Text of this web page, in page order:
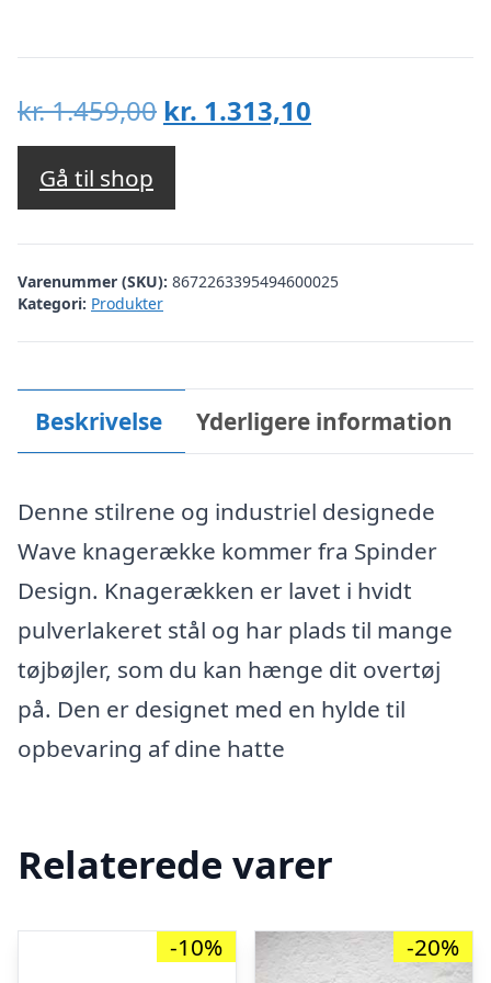
kr.1.459,00 Den
oprindelige
var:
kr. 1.459,00.
kr. 1.313,10
kr. 1.313,10.
Gå til shop
Varenummer (SKU): 8672263395494600025
Kategori: Produkter
Beskrivelse Yderligere information
Denne stilrene og industriel designede
Wave knagerække kommer fra Spinder
Design. Knagerækken er lavet i hvidt
pulverlakeret stål og har plads til mange
tøjbøjler, som du kan hænge dit overtøj
på. Den er designet med en hylde til
opbevaring af dine hatte
Relaterede varer
-10% -20%